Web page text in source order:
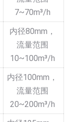
7~70m³/h
内径80mm，
流量范围
10~100m³/h
内径100mm，
流量范围
20~200m³/h